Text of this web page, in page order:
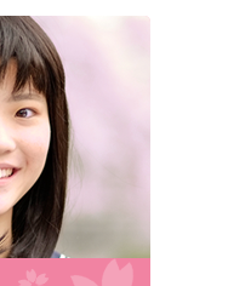
る日本の法令、その他規範
宜見直し、その改善に努め
記までご連絡ください。